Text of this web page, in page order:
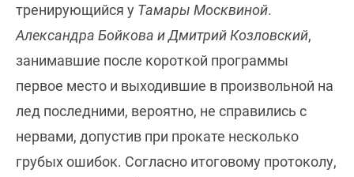
тренирующийся у Тамары Москвиной.
Александра Бойкова и Дмитрий Козловский,
занимавшие после короткой программы
первое место и выходившие в произвольной на
лед последними, вероятно, не справились с
нервами, допустив при прокате несколько
грубых ошибок. Согласно итоговому протоколу,